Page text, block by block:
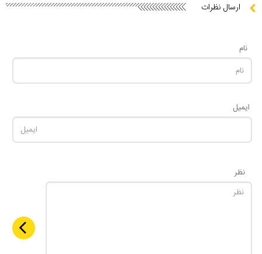
ارسال نظرات
نام
ایمیل
نظر